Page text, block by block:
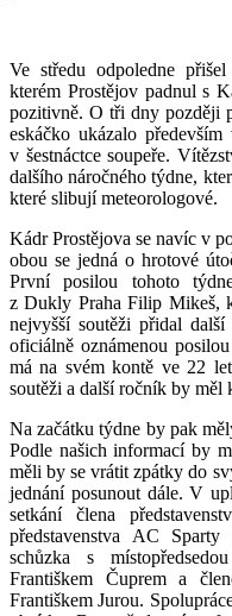
Ve středu odpoledne
kterém Prostějov padnul s
pozitivně. O tři dny později
eskáčko ukázalo
v šestnáctce soupeře.
dalšího náročného týdne,
které slibují meteorologové.
Kádr Prostějova se navíc v
obou se jedná o hrotové
První posilou tohoto
z Dukly Praha Filip Mikeš,
nejvyšší soutěži přidal
oficiálně oznámenou
má na svém kontě ve 22
soutěži a další ročník by měl
Na začátku týdne by pak
Podle našich informací by
měli by se vrátit zpátky do
jednání posunout dále. V
setkání člena
představenstva AC
schůzka s
Františkem Čuprem a
Františkem Jurou.